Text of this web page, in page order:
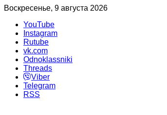
Воскресенье, 9 августа 2026
YouTube
Instagram
Rutube
vk.com
Odnoklassniki
Threads
Viber
Telegram
RSS